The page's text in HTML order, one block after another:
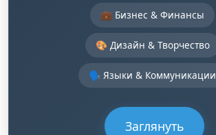
💼 Бизнес & Финансы
🎨 Дизайн & Творчество
🗣️ Языки & Коммуникации
Заглянуть